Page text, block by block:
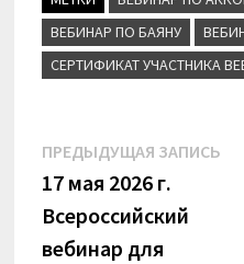
l
a
s
s
k
i
ВЕБИНАР ПО БАЯНУ
СЕРТИФИКАТ УЧАСТНИКА
Навигация
по
записям
ПРЕДЫДУЩАЯ ЗАПИСЬ
17 мая 2026 г.
Всероссийский
вебинар для